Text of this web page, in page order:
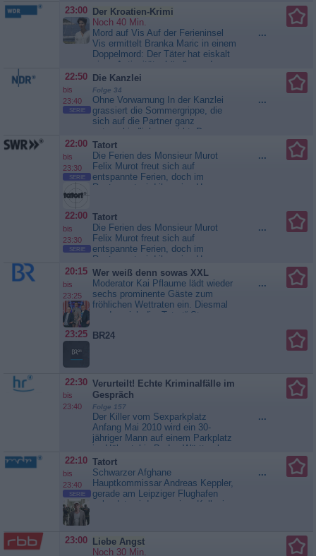
Unterstützung der Datenbanken
bleibt den beiden...
- Crime Scene New York
23:00
Der Kroatien-Krimi
Noch 40 Min.
Mord auf Vis Auf der Ferieninsel
Vis ermittelt Branka Maric in einem
Doppelmord: Der Täter hat eiskalt
einen Antiquitätenhändler und
einen Sammler erschossen. Beide
wurden von Split auf die Insel
gelockt, um verschollene
Sondermünzen aus der Zeit des
Ustascha-Regimes zu kaufen. Die
Ermittlungen des örtlichen...
...
22:50
bis
23:40
SERIE
Die Kanzlei
Folge 34
Ohne Vorwarnung In der Kanzlei
grassiert die Sommergrippe, die
sich auf die Partner ganz
unterschiedlich auswirkt: Das
Fieber macht Markus Gellert
hyperaktiv. Isa von Brede, die sich
mit homöopathischen Mitteln
eindeckt, fesselt die Krankheit
dagegen vorübergehend ans Bett.
...
22:00
bis
23:30
SERIE
Tatort
Die Ferien des Monsieur Murot
Felix Murot freut sich auf
entspannte Ferien, doch im
Restaurant wird ihm eine Haxe
Walter Boenfeld, einem
Gebrauchtwagenhändler, der ihm
verblüffend ähnlich sieht. Murot
sucht Walter auf, und die beiden
...
22:00
bis
23:30
SERIE
Tatort
Die Ferien des Monsieur Murot
Felix Murot freut sich auf
entspannte Ferien, doch im
Restaurant wird ihm eine Haxe
serviert, die er nicht bestellt hat.
Die Bedienung verwechselt ihn mit
Walter Boenfeld, einem
Gebrauchtwagenhändler, der ihm
verblüffend ähnlich sieht. Murot
verbringen einen...
...
20:15
bis
23:25
Wer weiß denn sowas XXL
Moderator Kai Pflaume lädt wieder
sechs prominente Gäste zum
fröhlichen Wettraten ein. Diesmal
werden sich die „Tatort“-Stars
Neuhauser, die Fußball-Experten
viel Spaß mächtig ins...
Wer
weiß denn sowas XXL
...
23:25 BR24
22:30
bis
23:40
Verurteilt! Echte Kriminalfälle im
Gespräch
Folge 157
Der Killer vom Sexparkplatz
Anfang Mai 2010 wird ein 30-
jähriger Mann auf einem Parkplatz
im Hölzertal in Baden-Württemberg
erschossen aufgefunden. Zwei
Monate später stirbt ein 70-
Jähriger auf einem Parkplatz an
der A5 bei Mörfelden-Walldorf in
Hessen. Auch dieser Mann ist
Gespräch
...
22:10
bis
23:40
SERIE
Tatort
Schwarzer Afghane
Hauptkommissar Andreas Keppler,
gerade am Leipziger Flughafen
gelandet, wird von seiner Kollegin
Afghane ist in den frühen
Morgenstunden auf einer Wiese
...
23:00
Liebe Angst
Noch 30 Min.